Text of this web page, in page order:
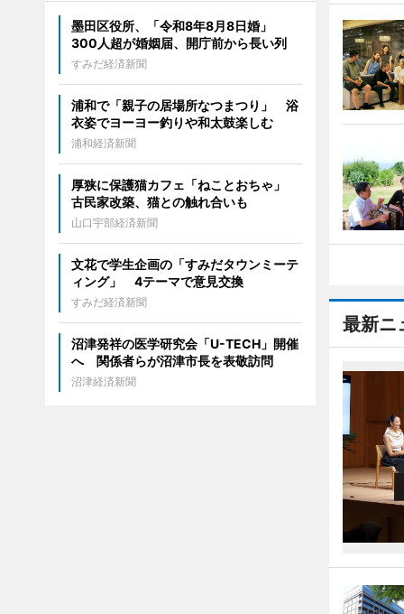
最新ニ
墨田区役所、「令和8年8月8日婚」
300人超が婚姻届、開庁前から長い列
すみだ経済新聞
浦和で「親子の居場所なつまつり」 浴
衣姿でヨーヨー釣りや和太鼓楽しむ
浦和経済新聞
厚狭に保護猫カフェ「ねことおちゃ」
古民家改築、猫との触れ合いも
山口宇部経済新聞
文花で学生企画の「すみだタウンミーテ
ィング」 4テーマで意見交換
すみだ経済新聞
沼津発祥の医学研究会「U-TECH」開催
へ 関係者らが沼津市長を表敬訪問
沼津経済新聞